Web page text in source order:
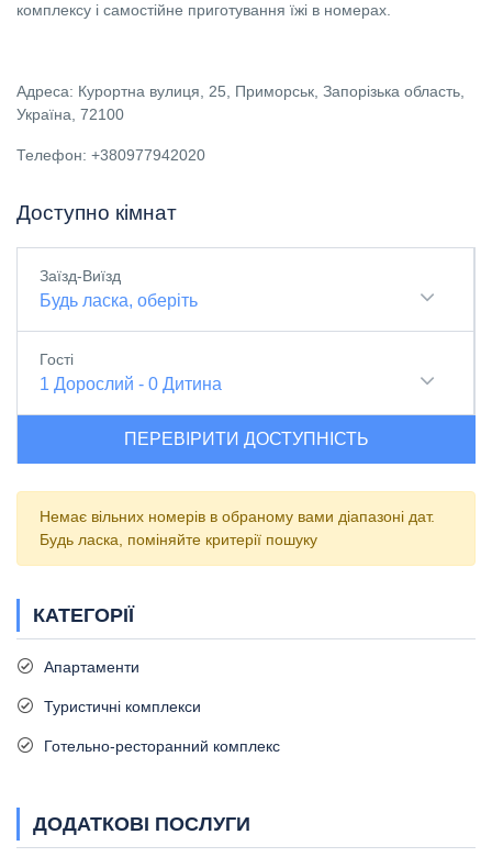
комплексу і самостійне приготування їжі в номерах.
Адреса: Курортна вулиця, 25, Приморськ, Запорізька область,
Україна, 72100
Телефон: +380977942020
Доступно кімнат
Заїзд-Виїзд
Будь ласка, оберіть
Гості
1 Дорослий - 0 Дитина
ПЕРЕВІРИТИ ДОСТУПНІСТЬ
Немає вільних номерів в обраному вами діапазоні дат.
Будь ласка, поміняйте критерії пошуку
КАТЕГОРІЇ
Апартаменти
Туристичні комплекси
Готельно-ресторанний комплекс
ДОДАТКОВІ ПОСЛУГИ